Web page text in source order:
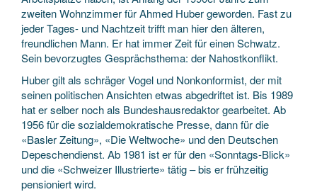
zweiten Wohnzimmer für Ahmed Huber geworden. Fast zu
jeder Tages- und Nachtzeit trifft man hier den älteren,
freundlichen Mann. Er hat immer Zeit für einen Schwatz.
Sein bevorzugtes Gesprächsthema: der Nahostkonflikt.
Huber gilt als schräger Vogel und Nonkonformist, der mit
seinen politischen Ansichten etwas abgedriftet ist. Bis 1989
hat er selber noch als Bundeshausredaktor gearbeitet. Ab
1956 für die sozialdemokratische Presse, dann für die
«Basler Zeitung», «Die Weltwoche» und den Deutschen
Depeschendienst. Ab 1981 ist er für den «Sonntags-Blick»
und die «Schweizer Illustrierte» tätig – bis er frühzeitig
pensioniert wird.